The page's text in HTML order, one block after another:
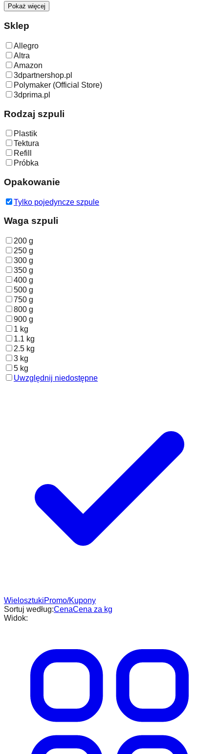
Pokaż więcej
Sklep
Allegro
Altra
Amazon
3dpartnershop.pl
Polymaker (Official Store)
3dprima.pl
Rodzaj szpuli
Plastik
Tektura
Refill
Próbka
Opakowanie
Tylko pojedyncze szpule
Waga szpuli
200 g
250 g
300 g
350 g
400 g
500 g
750 g
800 g
900 g
1 kg
1.1 kg
2.5 kg
3 kg
5 kg
Uwzględnij niedostępne
WielosztukiPromo/Kupony
Sortuj według:CenaCena za kg
Widok: